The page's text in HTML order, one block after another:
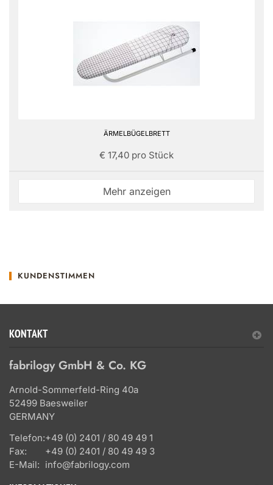
ÄRMELBÜGELBRETT
€ 17,40 pro Stück
Mehr anzeigen
KUNDENSTIMMEN
KONTAKT
fabrilogy GmbH & Co. KG
Arnold-Sommerfeld-Ring 40a
52499 Baesweiler
GERMANY
Telefon:+49 (0) 2401 / 80 49 49 1
Fax:
+49 (0) 2401 / 80 49 49 3
E-Mail: info@fabrilogy.com